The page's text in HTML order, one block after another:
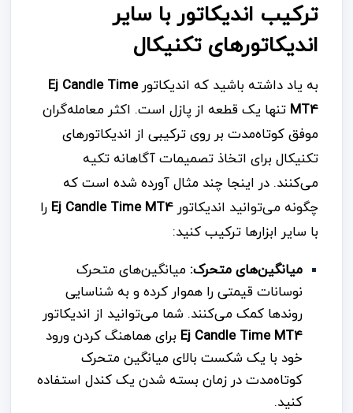
ترکیب اندیکاتور با سایر
اندیکاتورهای تکنیکال
به یاد داشته باشید که اندیکاتورEj Candle Time
MT4 تنها یک قطعه از پازل است. اکثر معامله‌گران
موفق کوتاه‌مدت بر روی ترکیبی از اندیکاتورهای
تکنیکال برای اتخاذ تصمیمات آگاهانه تکیه
می‌کنند. در اینجا چند مثال آورده شده است که
چگونه می‌توانید اندیکاتورEj Candle Time MT4 را
با سایر ابزارها ترکیب کنید:
میانگین‌های متحرک: میانگین‌های متحرک
نوسانات قیمتی را هموار کرده و به شناسایی
روندها کمک می‌کنند. شما می‌توانید از اندیکاتور
Ej Candle Time MT4 برای هماهنگ کردن ورود
خود با یک شکست بالای میانگین متحرک
کوتاه‌مدت در زمان بسته شدن یک کندل استفاده
کنید.